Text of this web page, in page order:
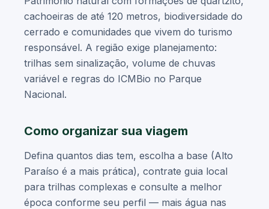
cachoeiras de até 120 metros, biodiversidade do
cerrado e comunidades que vivem do turismo
responsável. A região exige planejamento:
trilhas sem sinalização, volume de chuvas
variável e regras do ICMBio no Parque
Nacional.
Como organizar sua viagem
Defina quantos dias tem, escolha a base (Alto
Paraíso é a mais prática), contrate guia local
para trilhas complexas e consulte a melhor
época conforme seu perfil — mais água nas